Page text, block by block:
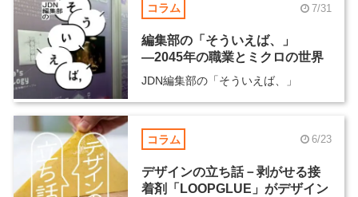
コラム 7/31
編集部の「そういえば、」
―2045年の職業とミクロの世界
JDN編集部の「そういえば、」
コラム 6/23
デザインの立ち話－剥がせる接
着剤「LOOPGLUE」がデザイン